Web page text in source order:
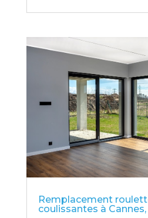
Remplacement
coulissantes à